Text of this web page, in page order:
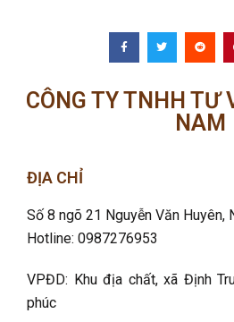
CÔNG TY TNHH TƯ
NAM
ĐỊA CHỈ
Số 8 ngõ 21 Nguyễn Văn Huyên,
Hotline: 0987276953
VPĐD: Khu địa chất, xã Định
phúc